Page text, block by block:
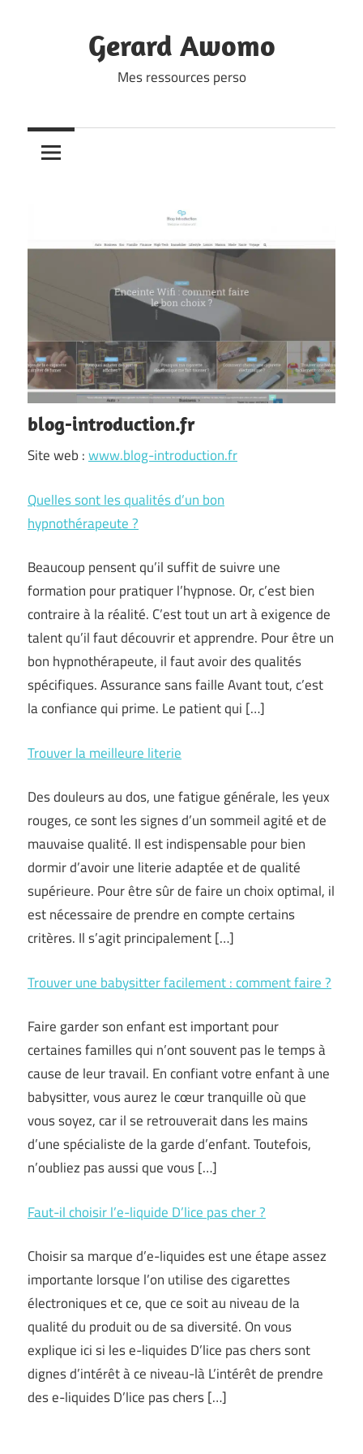
Gerard Awomo
Mes ressources perso
blog-introduction.fr
Site web :www.blog-introduction.fr
Quelles sont les qualités d’un bon
hypnothérapeute ?
Beaucoup pensent qu’il suffit de suivre une
formation pour pratiquer l’hypnose. Or, c’est bien
contraire à la réalité. C’est tout un art à exigence de
talent qu’il faut découvrir et apprendre. Pour être un
bon hypnothérapeute, il faut avoir des qualités
spécifiques. Assurance sans faille Avant tout, c’est
la confiance qui prime. Le patient qui […]
Trouver la meilleure literie
Des douleurs au dos, une fatigue générale, les yeux
rouges, ce sont les signes d’un sommeil agité et de
mauvaise qualité. Il est indispensable pour bien
dormir d’avoir une literie adaptée et de qualité
supérieure. Pour être sûr de faire un choix optimal, il
est nécessaire de prendre en compte certains
critères. Il s’agit principalement […]
Trouver une babysitter facilement : comment faire ?
Faire garder son enfant est important pour
certaines familles qui n’ont souvent pas le temps à
cause de leur travail. En confiant votre enfant à une
babysitter, vous aurez le cœur tranquille où que
vous soyez, car il se retrouverait dans les mains
d’une spécialiste de la garde d’enfant. Toutefois,
n’oubliez pas aussi que vous […]
Faut-il choisir l’e-liquide D’lice pas cher ?
Choisir sa marque d’e-liquides est une étape assez
importante lorsque l’on utilise des cigarettes
électroniques et ce, que ce soit au niveau de la
qualité du produit ou de sa diversité. On vous
explique ici si les e-liquides D’lice pas chers sont
dignes d’intérêt à ce niveau-là L’intérêt de prendre
des e-liquides D’lice pas chers […]